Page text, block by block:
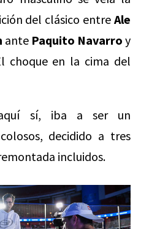
del clásico entre Ale
ante Paquito Navarro y
choque en la cima del
sí, iba a ser un
decidido a tres
incluidos.